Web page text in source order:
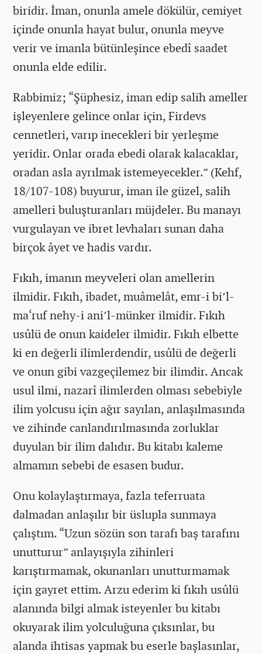
biridir. İman, onunla amele dökülür, cemiyet
içinde onunla hayat bulur, onunla meyve
verir ve imanla bütünleşince ebedî saadet
onunla elde edilir.
Rabbimiz; “Şüphesiz, iman edip salih ameller
işleyenlere gelince onlar için, Firdevs
cennetleri, varıp inecekleri bir yerleşme
yeridir. Onlar orada ebedi olarak kalacaklar,
oradan asla ayrılmak istemeyecekler.” (Kehf,
18/107-108) buyurur, iman ile güzel, salih
amelleri buluşturanları müjdeler. Bu manayı
vurgulayan ve ibret levhaları sunan daha
birçok âyet ve hadis vardır.
Fıkıh, imanın meyveleri olan amellerin
ilmidir. Fıkıh, ibadet, muâmelât, emr-i bi’l-
ma‘ruf nehy-i ani’l-münker ilmidir. Fıkıh
usûlü de onun kaideler ilmidir. Fıkıh elbette
ki en değerli ilimlerdendir, usûlü de değerli
ve onun gibi vazgeçilemez bir ilimdir. Ancak
usul ilmi, nazarî ilimlerden olması sebebiyle
ilim yolcusu için ağır sayılan, anlaşılmasında
ve zihinde canlandırılmasında zorluklar
duyulan bir ilim dalıdır. Bu kitabı kaleme
almamın sebebi de esasen budur.
Onu kolaylaştırmaya, fazla teferruata
dalmadan anlaşılır bir üslupla sunmaya
çalıştım. “Uzun sözün son tarafı baş tarafını
unutturur” anlayışıyla zihinleri
karıştırmamak, okunanları unutturmamak
için gayret ettim. Arzu ederim ki fıkıh usûlü
alanında bilgi almak isteyenler bu kitabı
okuyarak ilim yolculuğuna çıksınlar, bu
alanda ihtisas yapmak bu eserle başlasınlar,